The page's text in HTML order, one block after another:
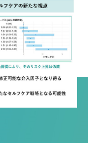
複合領域
医歯薬学
数物系科学